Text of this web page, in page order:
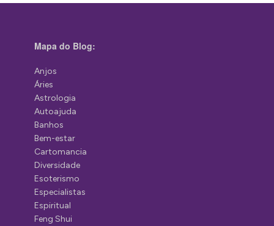
Mapa do Blog:
Anjos
Áries
Astrologia
Autoajuda
Banhos
Bem-estar
Cartomancia
Diversidade
Esoterismo
Especialistas
Espiritual
Feng Shui